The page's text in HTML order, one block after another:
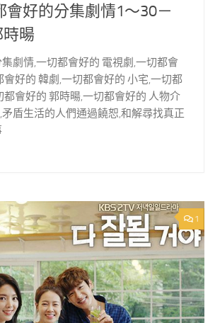
會好的分集劇情1～30－
暘
劇情,一切都會好的 電視劇,一切都會
會好的 韓劇,一切都會好的 小宅,一切都
都會好的 郭時暘,一切都會好的 人物介
盾生活的人們通過饒恕,和解尋找真正
1